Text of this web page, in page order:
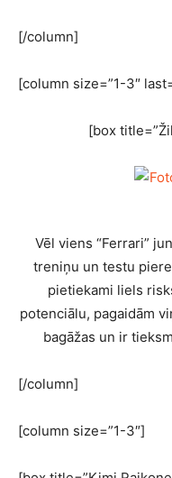
[/column]
[column size=”1-3″
[box
Vēl viens “Ferrari”
treniņu un testu
pietiekami liels
potenciālu, pagaidām
bagāžas un ir
[/column]
[column size=”1-3″]